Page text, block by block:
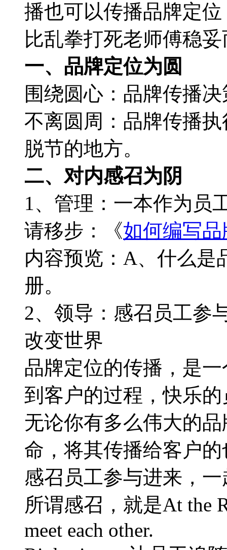
播也可以传播品牌定
比乱拳打死老师傅稳
一、品牌定位为圆
围绕圆心：品牌传播
不离圆周：品牌传播
脱节的地方。
二、对内感召为阴
1、管理：一本作为员
请移步：《如何编写
内容预览：A、什么是
册。
2、领导：感召员工参
改变世界
品牌定位的传播，是
到客户的过程，快乐
无论你有多么伟大的
命，将其传播给客户
感召员工参与进来，
所谓感召，就是At the
meet each other.